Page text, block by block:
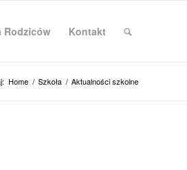
Rodziców Kontakt
Home / Szkoła / Aktualności szkolne